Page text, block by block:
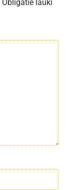
Obligātie lauki